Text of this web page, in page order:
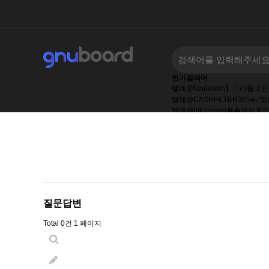
인기검색어
텔레@fundwash】♢리플코인
텔레@CASHFILTER365⨳✓모
텔래@bitcoinsyri��파이코인
질문답변
Total 0건 1 페이지